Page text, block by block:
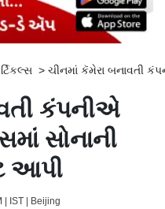
> ચીનમાં કૅમેરા બનાવતી
કંપનીએ
સોનાની
આપી
| IST | Beijing